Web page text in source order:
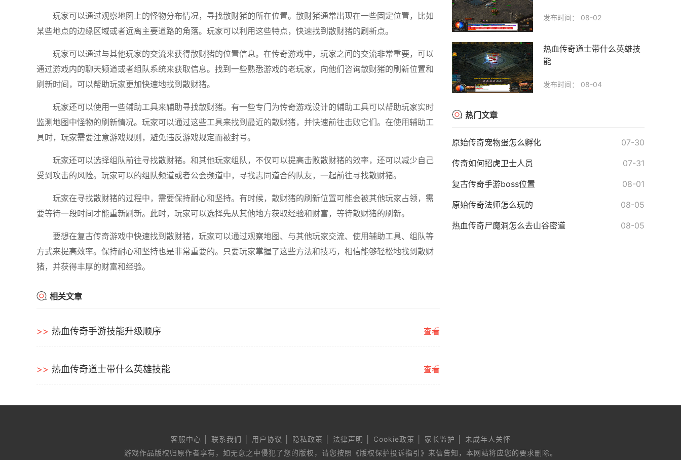
玩家可以通过观察地图上的怪物分布情况，寻找散财猪的所在位置。散财猪通常出现在一些固定位置，比如
某些地点的边缘区域或者远离主要道路的角落。玩家可以利用这些特点，快速找到散财猪的刷新点。
玩家可以通过与其他玩家的交流来获得散财猪的位置信息。在传奇游戏中，玩家之间的交流非常重要，可以
通过游戏内的聊天频道或者组队系统来获取信息。找到一些熟悉游戏的老玩家，向他们咨询散财猪的刷新位置和
刷新时间，可以帮助玩家更加快速地找到散财猪。
玩家还可以使用一些辅助工具来辅助寻找散财猪。有一些专门为传奇游戏设计的辅助工具可以帮助玩家实时
监测地图中怪物的刷新情况。玩家可以通过这些工具来找到最近的散财猪，并快速前往击败它们。在使用辅助工
具时，玩家需要注意游戏规则，避免违反游戏规定而被封号。
玩家还可以选择组队前往寻找散财猪。和其他玩家组队，不仅可以提高击败散财猪的效率，还可以减少自己
受到攻击的风险。玩家可以的组队频道或者公会频道中，寻找志同道合的队友，一起前往寻找散财猪。
玩家在寻找散财猪的过程中，需要保持耐心和坚持。有时候，散财猪的刷新位置可能会被其他玩家占领，需
要等待一段时间才能重新刷新。此时，玩家可以选择先从其他地方获取经验和财富，等待散财猪的刷新。
要想在复古传奇游戏中快速找到散财猪，玩家可以通过观察地图、与其他玩家交流、使用辅助工具、组队等
方式来提高效率。保持耐心和坚持也是非常重要的。只要玩家掌握了这些方法和技巧，相信能够轻松地找到散财
猪，并获得丰厚的财富和经验。
相关文章
热血传奇手游技能升级顺序 查看
热血传奇道士带什么英雄技能 查看
发布时间： 08-02
热血传奇道士带什么英雄技
能
发布时间： 08-04
热门文章
原始传奇宠物蛋怎么孵化 07-30
传奇如何招虎卫士人员 07-31
复古传奇手游boss位置 08-01
原始传奇法师怎么玩的 08-05
热血传奇尸魔洞怎么去山谷密道 08-05
客服中心 │ 联系我们 │ 用户协议 │ 隐私政策 │ 法律声明 │ Cookie政策 │ 家长监护 │ 未成年人关怀
游戏作品版权归原作者享有，如无意之中侵犯了您的版权，请您按照《版权保护投诉指引》来信告知，本网站将应您的要求删除。